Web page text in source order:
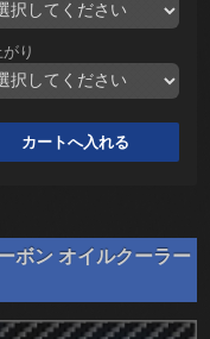
り
ボン オイルクーラー